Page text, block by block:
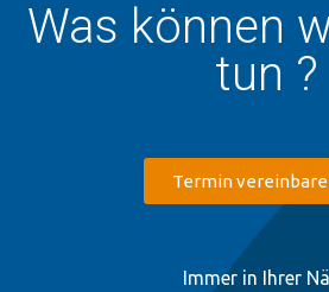
Was können
tun ?
Termin
Immer in Ihrer